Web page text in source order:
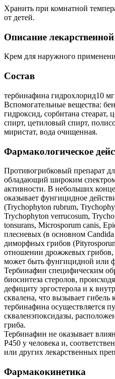
Хранить при комнатной
от детей.
Описание
Крем для наружного
Состав
тербинафина гидрохлорид10 мг
Вспомогательные вещества:
гидроксид, сорбитана стеарат,
спирт, цетиловый спирт,
миристат, вода очищенная.
Фармакологическое
Противогрибковый препарат
обладающий широким
активности. В небольших
оказывает фунгицидное
(Trychophyton rubrum,
Trychophyton verrucosum,
tonsurans, Microsporum canis,
плесневых (в основном
диморфных грибов
отношении дрожжевых грибов,
может быть фунгицидной или
Тербинафин специфическим
биосинтеза стеролов,
дефициту эргостерола и к
сквалена, что вызывает гибель
тербинафина осуществляется
скваленэпоксидазы,
гриба.
Тербинафин не оказывает
Р450 у человека и,
или других лекарственных
Фармакокинетика